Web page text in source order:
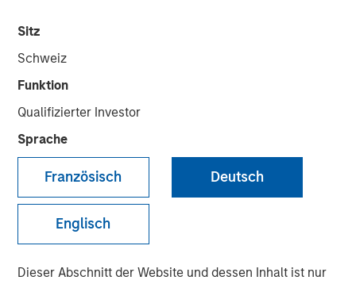
Sitz
Schweiz
Funktion
Qualifizierter Investor
Sprache
Französisch Deutsch
Englisch
Dieser Abschnitt der Website und dessen Inhalt ist nur
Long Short Equity
Strategies: "Hedging" Your
Bets
13 JANUAR 2026